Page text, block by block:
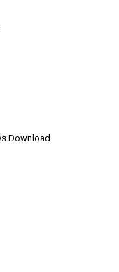
Download